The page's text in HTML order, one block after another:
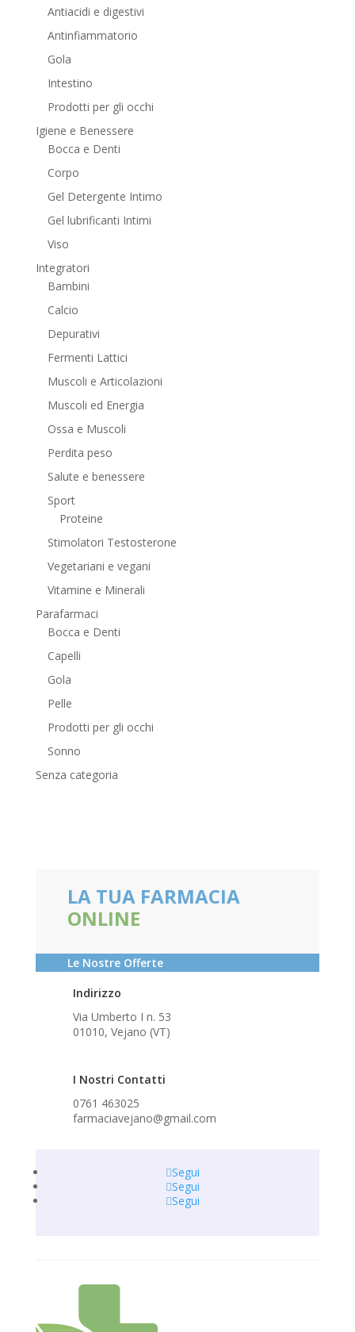
Antiacidi e digestivi
Antinfiammatorio
Gola
Intestino
Prodotti per gli occhi
Igiene e Benessere
Bocca e Denti
Corpo
Gel Detergente Intimo
Gel lubrificanti Intimi
Viso
Integratori
Bambini
Calcio
Depurativi
Fermenti Lattici
Muscoli e Articolazioni
Muscoli ed Energia
Ossa e Muscoli
Perdita peso
Salute e benessere
Sport
Proteine
Stimolatori Testosterone
Vegetariani e vegani
Vitamine e Minerali
Parafarmaci
Bocca e Denti
Capelli
Gola
Pelle
Prodotti per gli occhi
Sonno
Senza categoria
LA TUA FARMACIA
ONLINE
Le Nostre Offerte
Indirizzo
Via Umberto I n. 53
01010, Vejano (VT)
I Nostri Contatti
0761 463025
farmaciavejano@gmail.com
Segui
Segui
Segui